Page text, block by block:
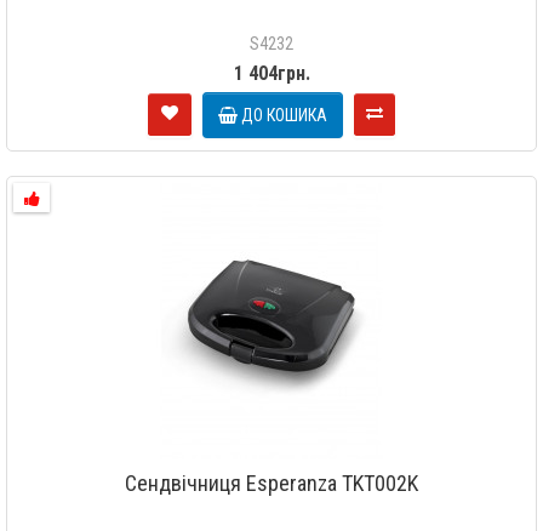
S4232
1 404грн.
ДО КОШИКА
Сендвічниця Esperanza TKT002K